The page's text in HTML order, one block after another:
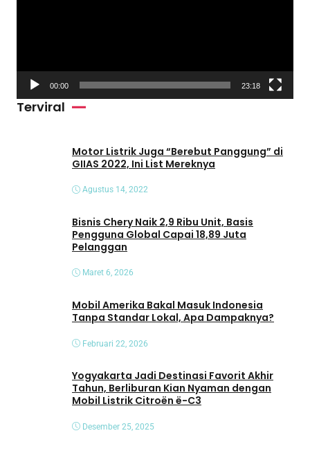
d
00:00 23:18
Terviral
Motor Listrik Juga “Berebut Panggung” di
GIIAS 2022, Ini List Mereknya
Agustus 14, 2022
Bisnis Chery Naik 2,9 Ribu Unit, Basis
Pengguna Global Capai 18,89 Juta
Pelanggan
Maret 6, 2026
Mobil Amerika Bakal Masuk Indonesia
Tanpa Standar Lokal, Apa Dampaknya?
Februari 22, 2026
Yogyakarta Jadi Destinasi Favorit Akhir
Tahun, Berliburan Kian Nyaman dengan
Mobil Listrik Citroën ë-C3
Desember 25, 2025